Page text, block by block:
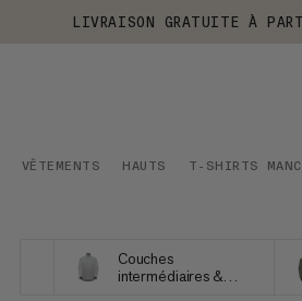
LIVRAISON GRATUITE À
VÊTEMENTS HAUTS T-SHIRTS
Couches
intermédiaires &